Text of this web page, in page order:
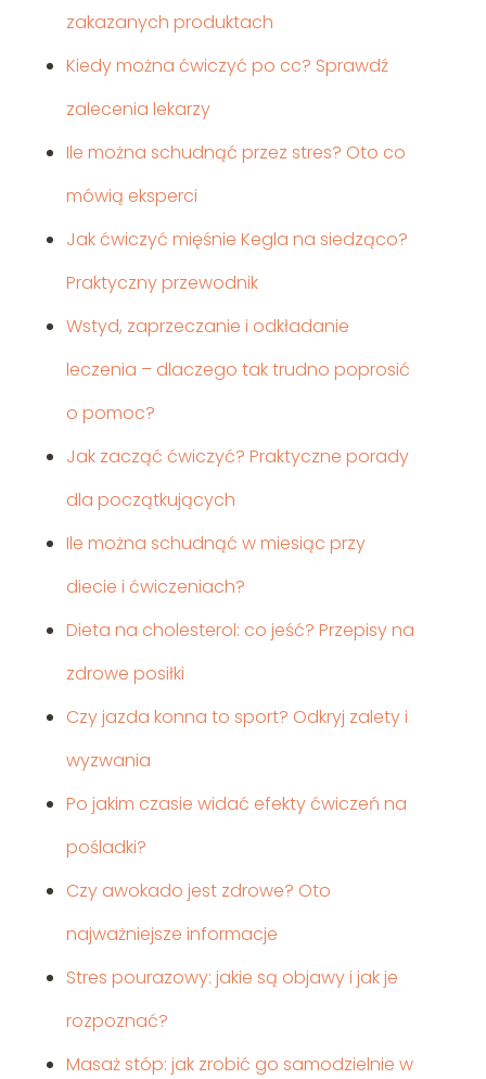
zakazanych produktach
Kiedy można ćwiczyć po cc? Sprawdź
zalecenia lekarzy
Ile można schudnąć przez stres? Oto co
mówią eksperci
Jak ćwiczyć mięśnie Kegla na siedząco?
Praktyczny przewodnik
Wstyd, zaprzeczanie i odkładanie
leczenia – dlaczego tak trudno poprosić
o pomoc?
Jak zacząć ćwiczyć? Praktyczne porady
dla początkujących
Ile można schudnąć w miesiąc przy
diecie i ćwiczeniach?
Dieta na cholesterol: co jeść? Przepisy na
zdrowe posiłki
Czy jazda konna to sport? Odkryj zalety i
wyzwania
Po jakim czasie widać efekty ćwiczeń na
pośladki?
Czy awokado jest zdrowe? Oto
najważniejsze informacje
Stres pourazowy: jakie są objawy i jak je
rozpoznać?
Masaż stóp: jak zrobić go samodzielnie w